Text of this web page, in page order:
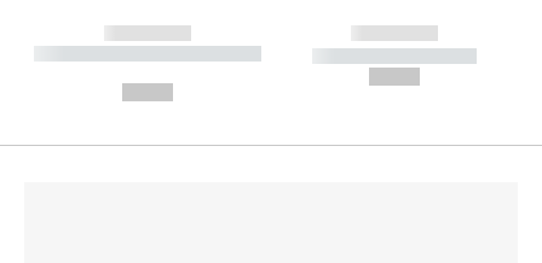
------------
----------- ----------- --------
------------
----------- -----------